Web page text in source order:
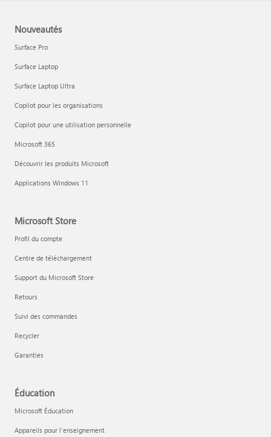
Nouveautés
Surface Pro
Surface Laptop
Surface Laptop Ultra
Copilot pour les organisations
Copilot pour une utilisation personnelle
Microsoft 365
Découvrir les produits Microsoft
Applications Windows 11
Microsoft Store
Profil du compte
Centre de téléchargement
Support du Microsoft Store
Retours
Suivi des commandes
Recycler
Garanties
Éducation
Microsoft Éducation
Appareils pour l’enseignement